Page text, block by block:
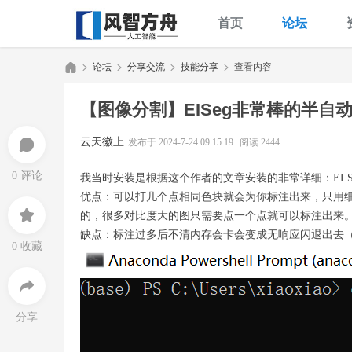
首页 论坛
»
论坛
›
分享交流 技能分享 查看内容
0 评论
0 收藏
分享
【图像分割】EISeg非常棒的半自
云天徽上 发布于 2024-7-24 09:15:19 阅读 2444
我当时安装是根据这个作者的文章安装的非常详细：
优点：可以打几个点相同色块就会为你标注出来，只
的，很多对比度大的图只需要点一个点就可以标注出来
缺点：标注过多后不清内存会卡会变成无响应闪退出